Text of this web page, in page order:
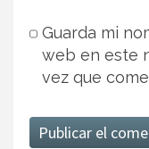
Guarda mi
web en este
vez que